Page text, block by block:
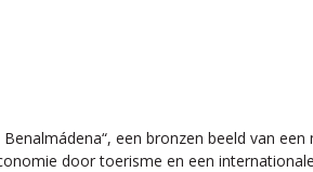
een bronzen beeld van
door toerisme en een